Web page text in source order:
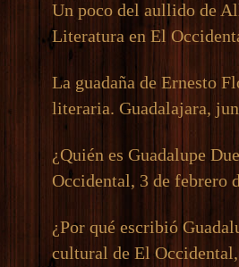
Un poco del aullido de
Literatura en El
La guadaña de Ernesto
literaria. Guadalajara,
¿Quién es Guadalupe
Occidental, 3 de febrero
¿Por qué escribió
cultural de El